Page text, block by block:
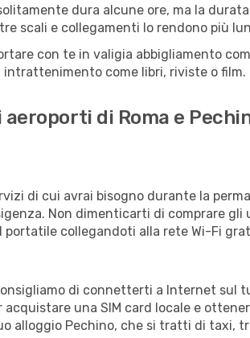
dura alcune ore, ma la
scali e collegamenti lo rendono più
con te in valigia abbigliamento
intrattenimento come libri, riviste o film.
di Roma e
di cui avrai bisogno durante la
Non dimenticarti di comprare
portatile collegandoti alla rete Wi-Fi
di connetterti a Internet sul
una SIM card locale e
alloggio Pechino, che si tratti di taxi,